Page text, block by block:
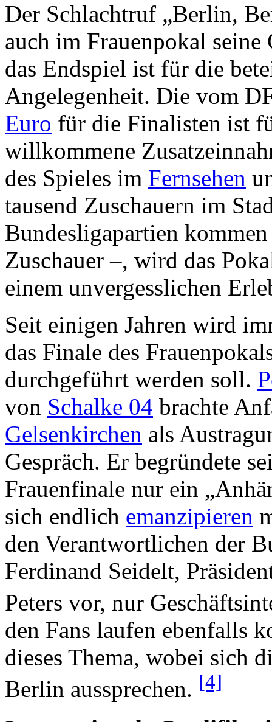
Der Schlachtruf „Berlin,
auch im Frauenpokal
das Endspiel ist für die
Angelegenheit. Die vom
Euro für die Finalisten ist
willkommene
des Spieles im Fernsehen
tausend Zuschauern im
Bundesligapartien
Zuschauer –, wird das
einem unvergesslichen
Seit einigen Jahren wird
das Finale des
durchgeführt werden soll.
von Schalke 04 brachte
Gelsenkirchen als
Gespräch. Er begründete
Frauenfinale nur ein
sich endlich emanzipieren
den Verantwortlichen der
Ferdinand Seidelt,
Peters vor, nur
den Fans laufen ebenfalls
dieses Thema, wobei sich
Berlin aussprechen. [4]